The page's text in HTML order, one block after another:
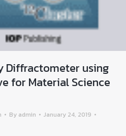
Diffractometer using
for Material Science
By admin
January 24, 2019